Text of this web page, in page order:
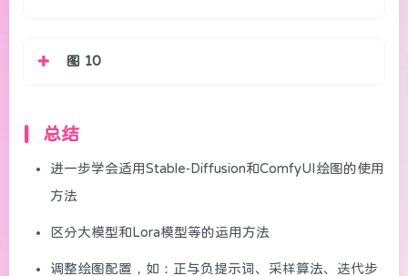
图 10
总结
进一步学会适用Stable-Diffusion和ComfyUI绘图的使用
方法
区分大模型和Lora模型等的运用方法
调整绘图配置，如：正与负提示词、采样算法、迭代步